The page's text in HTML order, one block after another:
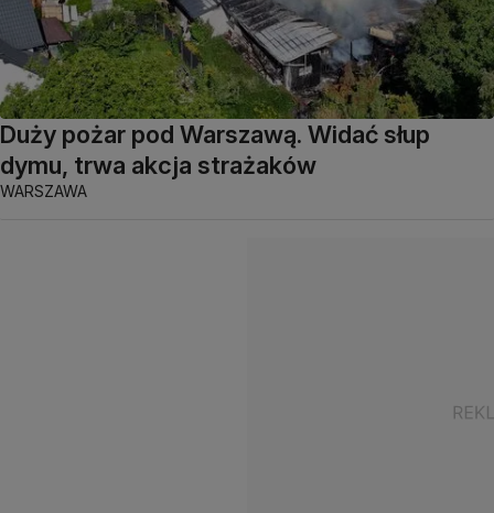
Duży pożar pod Warszawą. Widać słup
dymu, trwa akcja strażaków
WARSZAWA